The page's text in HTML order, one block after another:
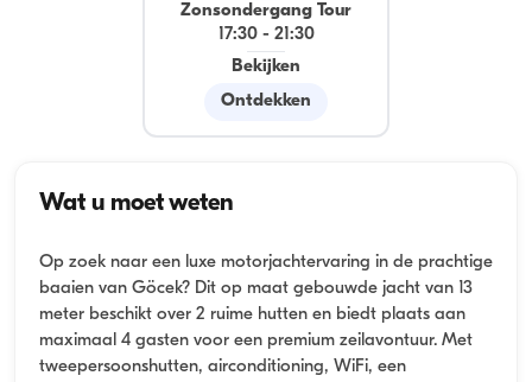
Zonsondergang Tour
17:30- 21:30
Bekijken
Ontdekken
Wat u moet weten
Op zoek naar een luxe motorjachtervaring in de prachtige
baaien van Göcek? Dit op maat gebouwde jacht van 13
meter beschikt over 2 ruime hutten en biedt plaats aan
maximaal 4 gasten voor een premium zeilavontuur. Met
tweepersoonshutten, airconditioning, WiFi, een